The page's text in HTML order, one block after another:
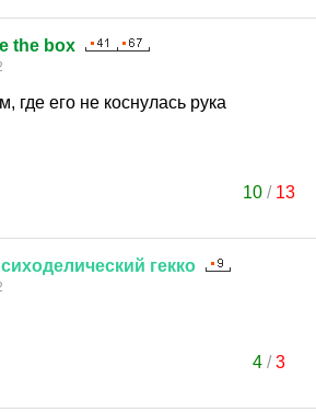
the box
где его не коснулась рука
10/ 13
гекко
4/3